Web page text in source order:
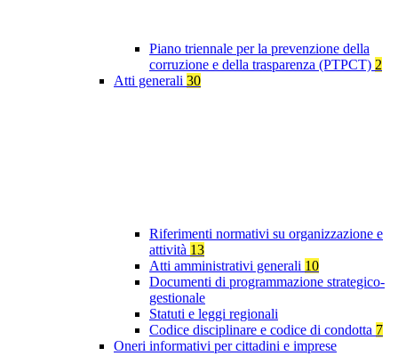
Piano triennale per la prevenzione della
corruzione e della trasparenza (PTPCT) 2
Atti generali 30
Riferimenti normativi su organizzazione e
attività 13
Atti amministrativi generali 10
Documenti di programmazione strategico-
gestionale
Statuti e leggi regionali
Codice disciplinare e codice di condotta 7
Oneri informativi per cittadini e imprese